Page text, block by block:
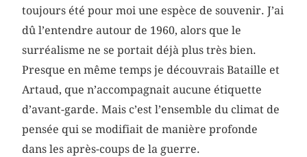
toujours été pour moi une espèce de souvenir. J’ai
dû l’entendre autour de 1960, alors que le
surréalisme ne se portait déjà plus très bien.
Presque en même temps je découvrais Bataille et
Artaud, que n’accompagnait aucune étiquette
d’avant-garde. Mais c’est l’ensemble du climat de
pensée qui se modifiait de manière profonde
dans les après-coups de la guerre.